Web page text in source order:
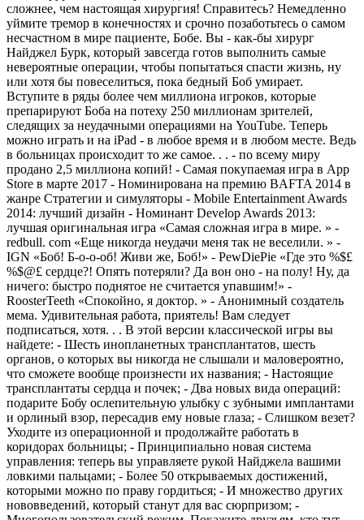
сложнее, чем настоящая хирургия! Справитесь? Немедленно
уймите тремор в конечностях и срочно позаботьтесь о самом
несчастном в мире пациенте, Бобе. Вы - как-бы хирург
Найджел Бурк, который завсегда готов выполнить самые
невероятные операции, чтобы попытаться спасти жизнь, ну
или хотя бы повеселиться, пока бедный Боб умирает.
Вступите в ряды более чем миллиона игроков, которые
препарируют Боба на потеху 250 миллионам зрителей,
следящих за неудачными операциями на YouTube. Теперь
можно играть и на iPad - в любое время и в любом месте. Ведь
в больницах происходит то же самое. . . - по всему миру
продано 2,5 миллиона копий! - Самая покупаемая игра в App
Store в марте 2017 - Номинирована на премию BAFTA 2014 в
жанре Стратегии и симуляторы - Mobile Entertainment Awards
2014: лучший дизайн - Номинант Develop Awards 2013:
лучшая оригинальная игра «Самая сложная игра в мире. » -
redbull. com «Еще никогда неудачи меня так не веселили. » -
IGN «Боб! Б-о-о-об! Живи же, Боб!» - PewDiePie «Где это %$£
%$@£ сердце?! Опять потеряли? Да вон оно - на полу! Ну, да
ничего: быстро поднятое не считается упавшим!» -
RoosterTeeth «Спокойно, я доктор. » - Анонимный создатель
мема. Удивительная работа, приятель! Вам следует
подписаться, хотя. . . В этой версии классической игры вы
найдете: - Шесть инопланетных трансплантатов, шесть
органов, о которых вы никогда не слышали и маловероятно,
что сможете вообще произнести их названия; - Настоящие
трансплантаты сердца и почек; - Два новых вида операций:
подарите Бобу ослепительную улыбку с зубными имплантами
и орлиный взор, пересадив ему новые глаза; - Слишком везет?
Уходите из операционной и продолжайте работать в
коридорах больницы; - Принципиально новая система
управления: теперь вы управляете рукой Найджела вашими
ловкими пальцами; - Более 50 открываемых достижений,
которыми можно по праву гордиться; - И множество других
нововведений, который станут для вас сюрпризом; -